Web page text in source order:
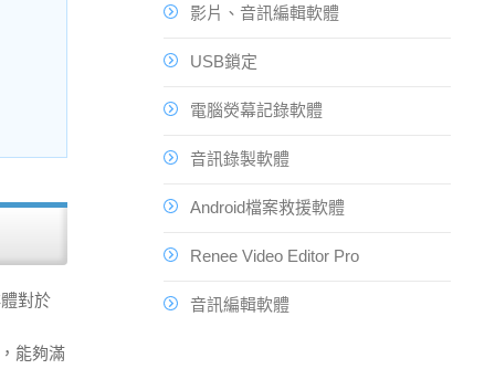
對於
能夠滿
影片、音訊編輯軟體
USB鎖定
電腦熒幕記錄軟體
音訊錄製軟體
Android檔案救援軟體
Renee Video Editor Pro
音訊編輯軟體